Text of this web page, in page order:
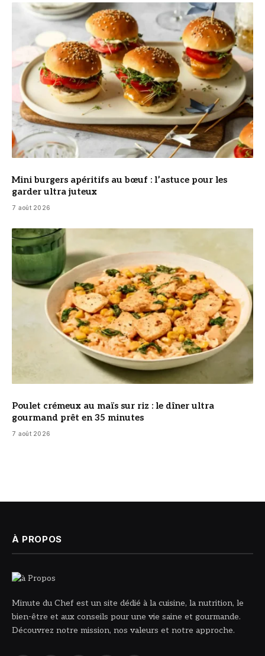
© DR
Mini burgers apéritifs au bœuf : l’astuce pour les
garder ultra juteux
7 août 2026
© DR
Poulet crémeux au maïs sur riz : le dîner ultra
gourmand prêt en 35 minutes
7 août 2026
À PROPOS
Minute du Chef est un site dédié à la cuisine, la nutrition, le
bien-être et aux conseils pour une vie saine et gourmande.
Découvrez notre mission, nos valeurs et notre approche.